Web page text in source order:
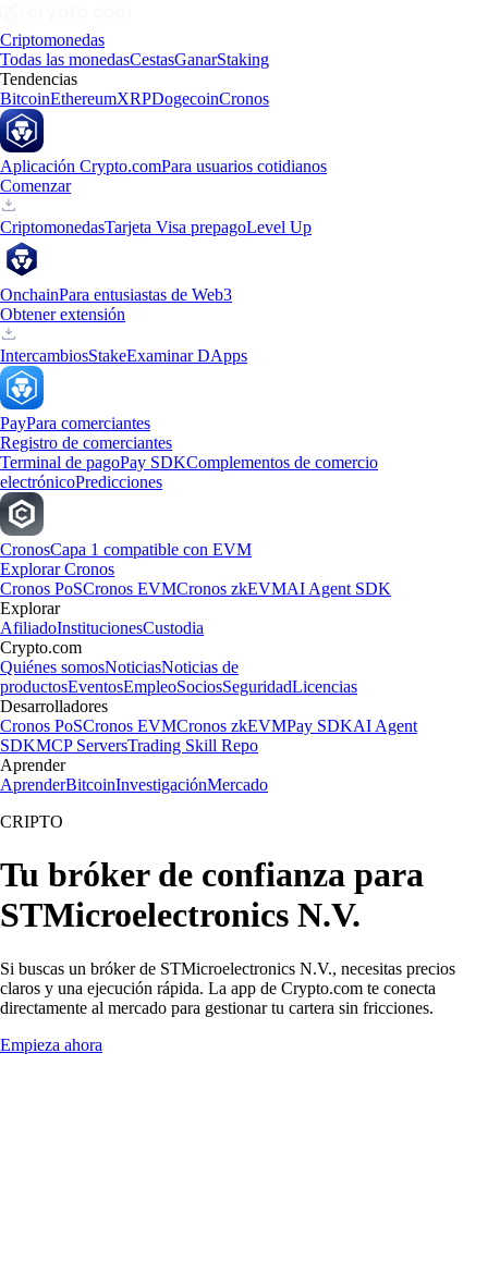
Criptomonedas
Todas las monedasCestasGanarStaking
Tendencias
BitcoinEthereumXRPDogecoinCronos
Aplicación Crypto.comPara usuarios cotidianos
Comenzar
CriptomonedasTarjeta Visa prepagoLevel Up
OnchainPara entusiastas de Web3
Obtener extensión
IntercambiosStakeExaminar DApps
PayPara comerciantes
Registro de comerciantes
Terminal de pagoPay SDKComplementos de comercio
electrónicoPredicciones
CronosCapa 1 compatible con EVM
Explorar Cronos
Cronos PoSCronos EVMCronos zkEVMAI Agent SDK
Explorar
AfiliadoInstitucionesCustodia
Crypto.com
Quiénes somosNoticiasNoticias de
productosEventosEmpleoSociosSeguridadLicencias
Desarrolladores
Cronos PoSCronos EVMCronos zkEVMPay SDKAI Agent
SDKMCP ServersTrading Skill Repo
Aprender
AprenderBitcoinInvestigaciónMercado
CRIPTO
Tu bróker de confianza para
STMicroelectronics N.V.
Si buscas un bróker de STMicroelectronics N.V., necesitas precios
claros y una ejecución rápida. La app de Crypto.com te conecta
directamente al mercado para gestionar tu cartera sin fricciones.
Empieza ahora